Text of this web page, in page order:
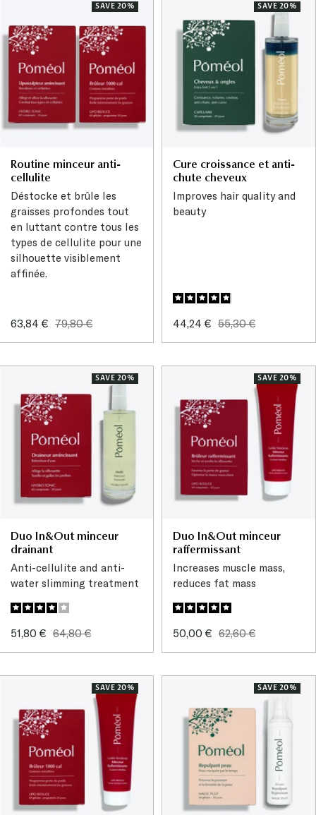
SAVE 20%
Routine minceur anti-
cellulite
Déstocke et brûle les
graisses profondes tout
en luttant contre tous les
types de cellulite pour une
silhouette visiblement
affinée.
Sale
63,84 € Regular
79,80 €
SAVE 20%
Cure croissance et anti-
chute cheveux
Improves hair quality and
beauty
Sale
44,24 € Regular
55,30 €
SAVE 20%
Duo In&Out minceur
drainant
Anti-cellulite and anti-
water slimming treatment
Sale
51,80 € Regular
64,80 €
SAVE 20%
Duo In&Out minceur
raffermissant
Increases muscle mass,
reduces fat mass
Sale
50,00 € Regular
62,60 €
SAVE 20% SAVE 20%